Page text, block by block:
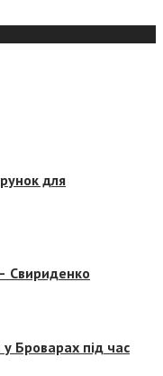
для
Свириденко
Броварах під час